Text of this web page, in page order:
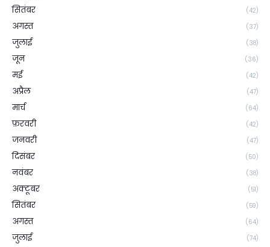
सितंबर (42)
अगस्त (37)
जुलाई (38)
जून (36)
मई (42)
अप्रैल (47)
मार्च (64)
फ़रवरी (42)
जनवरी (47)
दिसंबर (50)
नवंबर (38)
अक्टूबर (51)
सितंबर (59)
अगस्त (64)
जुलाई (74)